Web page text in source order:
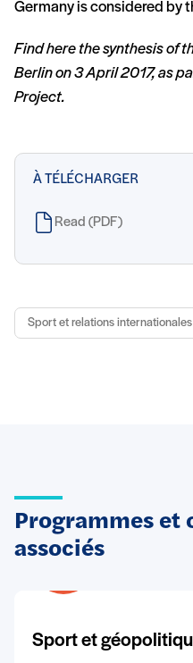
Germany is considered by
Find here the synthesis of
Berlinon 3 April 2017, as
Project.
À TÉLÉCHARGER
Read (PDF)
Sport et relations internationales
Programmes et
associés
Sport et